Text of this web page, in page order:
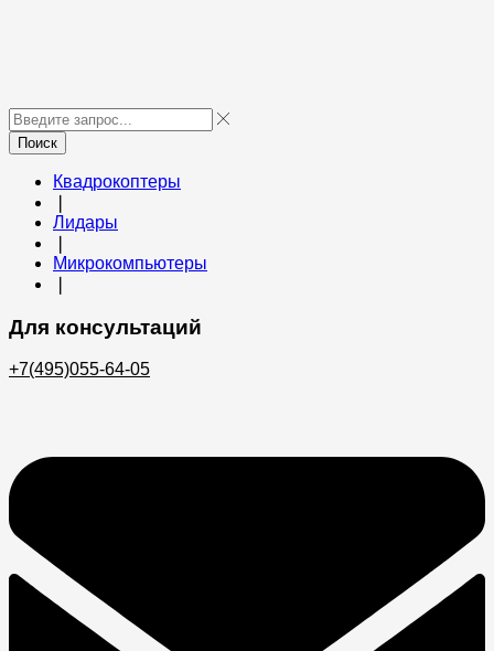
Поиск
Квадрокоптеры
Лидары
Микрокомпьютеры
Для консультаций
+7(495)055-64-05